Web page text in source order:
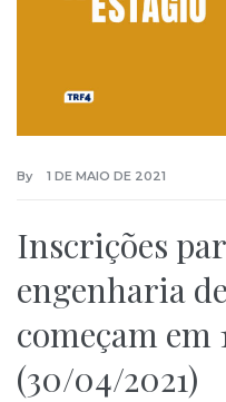
By 1 DE MAIO DE 2021
Inscrições
engenharia
começam em
(30/04/2021)